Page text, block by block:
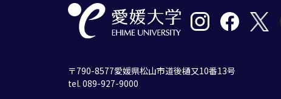
〒790-8577愛媛県松山市道後樋又10番13号
tel. 089-927-9000